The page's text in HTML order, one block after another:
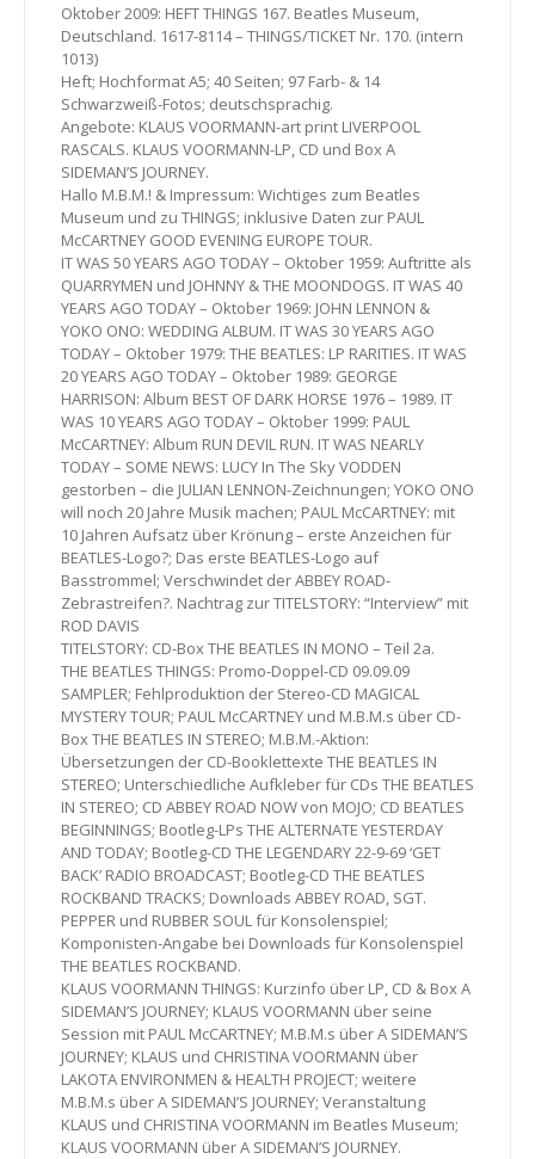
Oktober 2009: HEFT THINGS 167. Beatles Museum,
Deutschland. 1617-8114 – THINGS/TICKET Nr. 170. (intern
1013)
Heft; Hochformat A5; 40 Seiten; 97 Farb- & 14
Schwarzweiß-Fotos; deutschsprachig.
Angebote: KLAUS VOORMANN-art print LIVERPOOL
RASCALS. KLAUS VOORMANN-LP, CD und Box A
SIDEMAN’S JOURNEY.
Hallo M.B.M.! & Impressum: Wichtiges zum Beatles
Museum und zu THINGS; inklusive Daten zur PAUL
McCARTNEY GOOD EVENING EUROPE TOUR.
IT WAS 50 YEARS AGO TODAY – Oktober 1959: Auftritte als
QUARRYMEN und JOHNNY & THE MOONDOGS. IT WAS 40
YEARS AGO TODAY – Oktober 1969: JOHN LENNON &
YOKO ONO: WEDDING ALBUM. IT WAS 30 YEARS AGO
TODAY – Oktober 1979: THE BEATLES: LP RARITIES. IT WAS
20 YEARS AGO TODAY – Oktober 1989: GEORGE
HARRISON: Album BEST OF DARK HORSE 1976 – 1989. IT
WAS 10 YEARS AGO TODAY – Oktober 1999: PAUL
McCARTNEY: Album RUN DEVIL RUN. IT WAS NEARLY
TODAY – SOME NEWS: LUCY In The Sky VODDEN
gestorben – die JULIAN LENNON-Zeichnungen; YOKO ONO
will noch 20 Jahre Musik machen; PAUL McCARTNEY: mit
10 Jahren Aufsatz über Krönung – erste Anzeichen für
BEATLES-Logo?; Das erste BEATLES-Logo auf
Basstrommel; Verschwindet der ABBEY ROAD-
Zebrastreifen?. Nachtrag zur TITELSTORY: “Interview” mit
ROD DAVIS
TITELSTORY: CD-Box THE BEATLES IN MONO – Teil 2a.
THE BEATLES THINGS: Promo-Doppel-CD 09.09.09
SAMPLER; Fehlproduktion der Stereo-CD MAGICAL
MYSTERY TOUR; PAUL McCARTNEY und M.B.M.s über CD-
Box THE BEATLES IN STEREO; M.B.M.-Aktion:
Übersetzungen der CD-Booklettexte THE BEATLES IN
STEREO; Unterschiedliche Aufkleber für CDs THE BEATLES
IN STEREO; CD ABBEY ROAD NOW von MOJO; CD BEATLES
BEGINNINGS; Bootleg-LPs THE ALTERNATE YESTERDAY
AND TODAY; Bootleg-CD THE LEGENDARY 22-9-69 ‘GET
BACK’ RADIO BROADCAST; Bootleg-CD THE BEATLES
ROCKBAND TRACKS; Downloads ABBEY ROAD, SGT.
PEPPER und RUBBER SOUL für Konsolenspiel;
Komponisten-Angabe bei Downloads für Konsolenspiel
THE BEATLES ROCKBAND.
KLAUS VOORMANN THINGS: Kurzinfo über LP, CD & Box A
SIDEMAN’S JOURNEY; KLAUS VOORMANN über seine
Session mit PAUL McCARTNEY; M.B.M.s über A SIDEMAN’S
JOURNEY; KLAUS und CHRISTINA VOORMANN über
LAKOTA ENVIRONMEN & HEALTH PROJECT; weitere
M.B.M.s über A SIDEMAN’S JOURNEY; Veranstaltung
KLAUS und CHRISTINA VOORMANN im Beatles Museum;
KLAUS VOORMANN über A SIDEMAN’S JOURNEY.